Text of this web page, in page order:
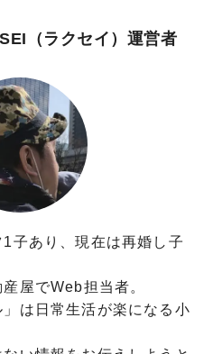
（ラクセイ）運営者
子あり、現在は再婚し子
屋でWeb担当者。
は日常生活が楽になる小